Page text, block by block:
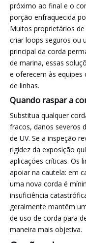
próximo ao final e o
porção enfraquecida
Muitos proprietários
criar loops seguros ou
principal da corda
de marina, essas
e oferecem às equipes
de linhas.
Quando raspar a
Substitua qualquer
fracos, danos severos
de UV. Se a inspeção
rigidez da exposição
aplicações críticas. Os
apoiar na cautela: em
uma nova corda é
insuficiência
geralmente mantêm
de uso de corda para
maneira mais objetiva.